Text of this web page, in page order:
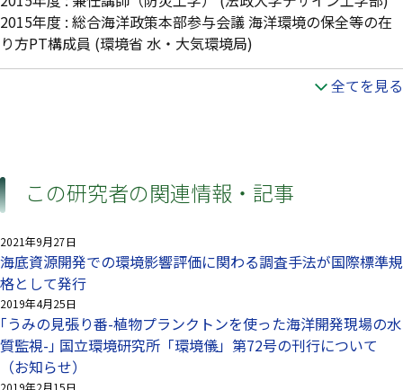
2015年度 : 総合海洋政策本部参与会議 海洋環境の保全等の在
り方PT構成員 (環境省 水・大気環境局)
全てを見る
この研究者の関連情報・記事
2021年9月27日
海底資源開発での環境影響評価に関わる調査手法が国際標準規
格として発行
2019年4月25日
｢うみの見張り番-植物プランクトンを使った海洋開発現場の水
質監視-｣ 国立環境研究所「環境儀」第72号の刊行について
（お知らせ）
2019年2月15日